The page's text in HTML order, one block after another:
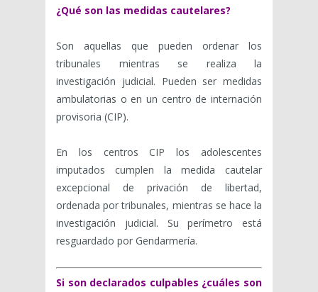
¿Qué son las medidas cautelares?
Son aquellas que pueden ordenar los
tribunales mientras se realiza la
investigación judicial. Pueden ser medidas
ambulatorias o en un centro de internación
provisoria (CIP).
En los centros CIP los adolescentes
imputados cumplen la medida cautelar
excepcional de privación de libertad,
ordenada por tribunales, mientras se hace la
investigación judicial. Su perímetro está
resguardado por Gendarmería.
Si son declarados culpables ¿cuáles son